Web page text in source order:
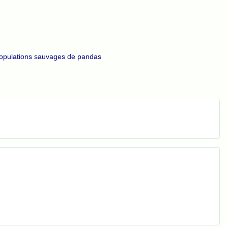
sauvages de pandas